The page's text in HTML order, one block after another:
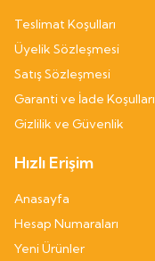
Teslimat Koşulları
Üyelik Sözleşmesi
Satış Sözleşmesi
Garanti ve İade Koşulları
Gizlilik ve Güvenlik
Hızlı Erişim
Anasayfa
Hesap Numaraları
Yeni Ürünler